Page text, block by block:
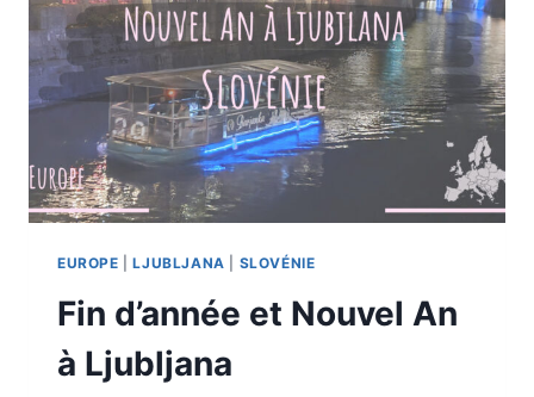
EUROPE |LJUBLJANA SLOVÉNIE
Fin d’année et Nouvel An
à Ljubljana